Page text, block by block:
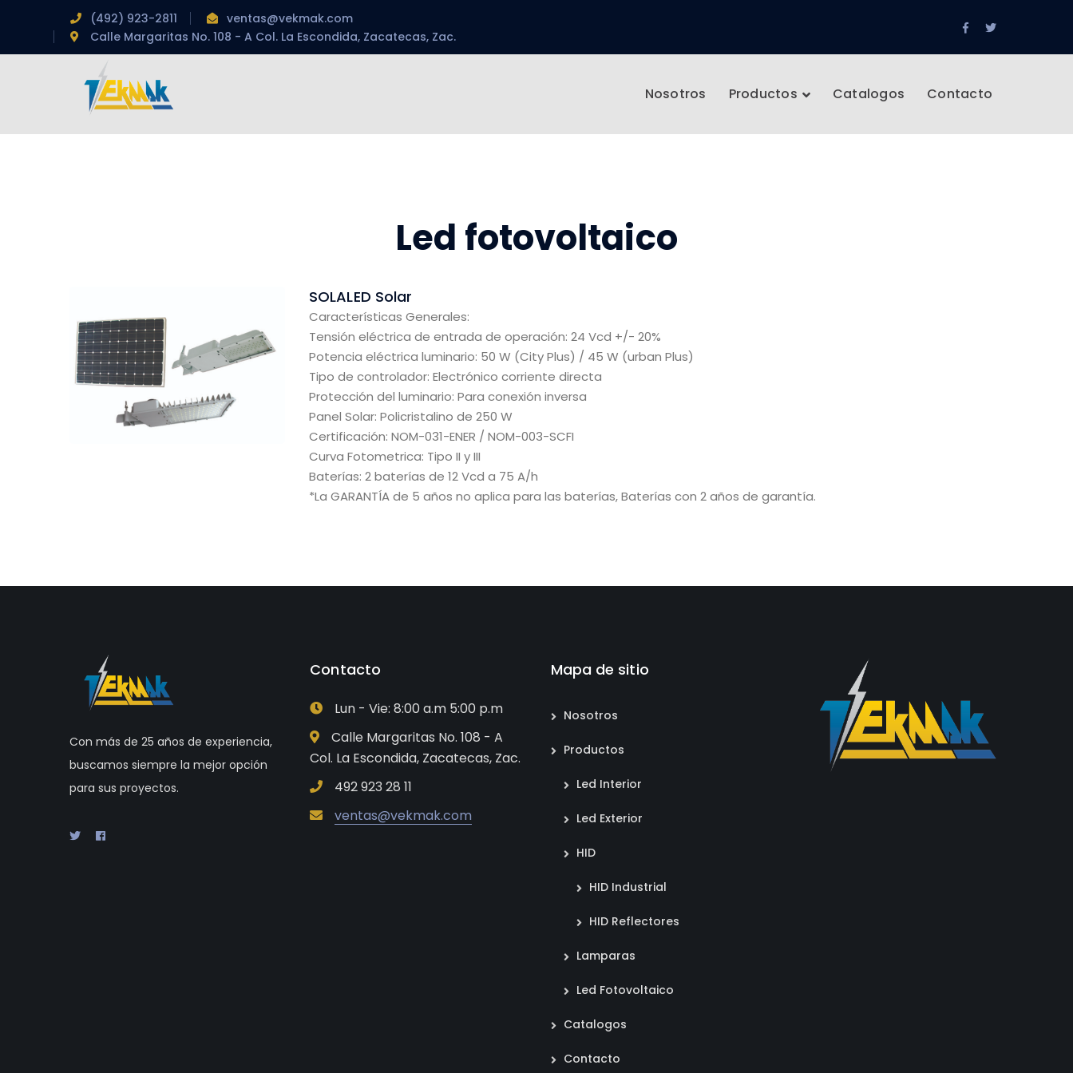
(492) 923-2811
ventas@vekmak.com
Calle Margaritas No. 108 - A Col. La Escondida, Zacatecas, Zac.
Facebook
Twitter
Nosotros Productos Catalogos Contacto
Led fotovoltaico
SOLALED Solar
Características Generales:
Tensión eléctrica de entrada de operación: 24 Vcd +/- 20%
Potencia eléctrica luminario: 50 W (City Plus) / 45 W (urban Plus)
Tipo de controlador: Electrónico corriente directa
Protección del luminario: Para conexión inversa
Panel Solar: Policristalino de 250 W
Certificación: NOM-031-ENER / NOM-003-SCFI
Curva Fotometrica: Tipo II y III
Baterías: 2 baterías de 12 Vcd a 75 A/h
*La GARANTÍA de 5 años no aplica para las baterías, Baterías con 2 años de garantía.
Con más de 25 años de experiencia,
buscamos siempre la mejor opción
para sus proyectos.
Contacto
Lun - Vie: 8:00 a.m 5:00 p.m
Calle Margaritas No. 108 - A
Col. La Escondida, Zacatecas, Zac.
492 923 28 11
ventas@vekmak.com
Mapa de sitio
Nosotros
Productos
Led Interior
Led Exterior
HID
HID Industrial
HID Reflectores
Lamparas
Led Fotovoltaico
Catalogos
Contacto